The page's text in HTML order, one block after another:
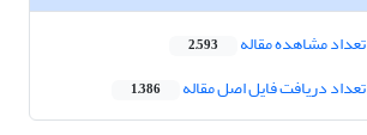
تعداد مشاهده مقاله 2,593
تعداد دریافت فایل اصل مقاله 1,386